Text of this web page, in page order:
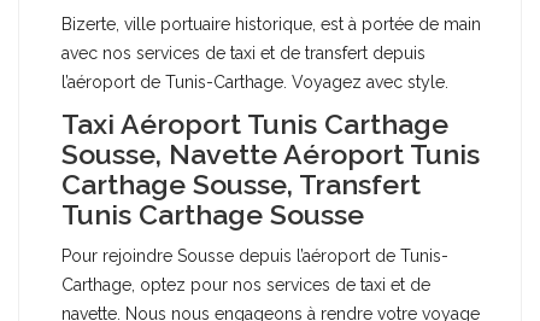
Bizerte, ville portuaire historique, est à portée de main
avec nos services de taxi et de transfert depuis
l’aéroport de Tunis-Carthage. Voyagez avec style.
Taxi Aéroport Tunis Carthage
Sousse, Navette Aéroport Tunis
Carthage Sousse, Transfert
Tunis Carthage Sousse
Pour rejoindre Sousse depuis l’aéroport de Tunis-
Carthage, optez pour nos services de taxi et de
navette. Nous nous engageons à rendre votre voyage